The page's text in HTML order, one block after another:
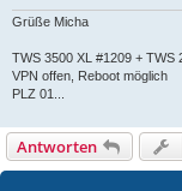
Grüße Micha
TWS 3500 XL #1209 + TWS
VPN offen, Reboot möglich
PLZ 01...
Antworten